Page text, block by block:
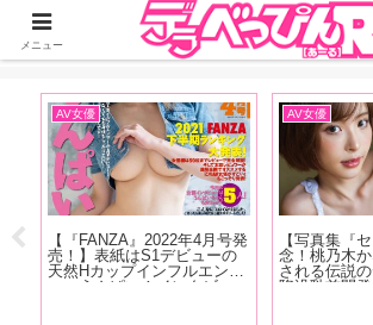
ジーオーティーが運営するちょっとHなニュースサイ
DMMアフィリエイトが含まれているもの
AV女優
【『FANZA』2022年4月号発
売！】表紙はS1デビューの
天然Hカップインフルエンサ
ー・うんぱい！インタビュー
AV女優
【写真集『
念！桃乃木
される伝説
陥没乳首開
メニュー